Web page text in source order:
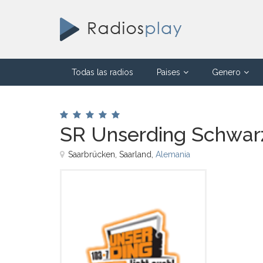
Todas las radios Paises Genero
SR Unserding
Saarbrücken, Saarland, Alemania